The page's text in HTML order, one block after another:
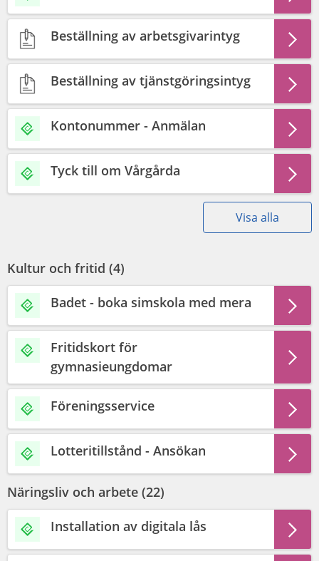
Beställning av arbetsgivarintyg
Beställning av tjänstgöringsintyg
Kontonummer - Anmälan
Tyck till om Vårgårda
Visa alla
Kultur och fritid (4)
Badet - boka simskola med mera
Fritidskort för
gymnasieungdomar
Föreningsservice
Lotteritillstånd - Ansökan
Näringsliv och arbete (22)
Installation av digitala lås